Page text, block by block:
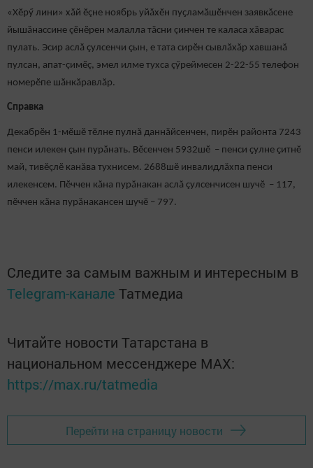
«Хӗрӳ лини» хăй ӗçне ноябрь уйăхӗн пуҫламӑшӗнчен заявкăсене
йышăнассине çӗнӗрен малалла тăсни çинчен те каласа хăварас
пулать. Эсир аслă çулсенчи çын, е тата сирӗн сывлӑхăр хавшанă
пулсан, апат-çимӗç, эмел илме тухса çӳреймесен 2-22-55 телефон
номерӗпе шӑнкӑравлăр.
Справка
Декабрӗн 1-мӗшӗ тӗлне пулнă даннăйсенчен, пирӗн районта 7243
пенси илекен çын пурӑнать. Вӗсенчен 5932шӗ – пенси ҫулне ҫитнӗ
май, тивӗçлӗ канăва тухнисем. 2688шӗ инвалидлăхпа пенси
илекенсем. Пӗччен кăна пурӑнакан аслă çулсенчисен шучӗ – 117,
пӗччен кăна пурăнакансен шучӗ – 797.
Следите за самым важным и интересным в
Telegram-канале Татмедиа
Читайте новости Татарстана в
национальном мессенджере MАХ:
https://max.ru/tatmedia
Перейти на страницу новости